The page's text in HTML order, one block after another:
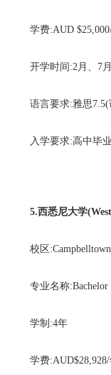
学费:AUD
开学时间:2月、7月
语言要求:雅思
入学要求:高中毕业
5.西悉尼大学
校区:Campbelltown
专业名称
学制:4年
学费